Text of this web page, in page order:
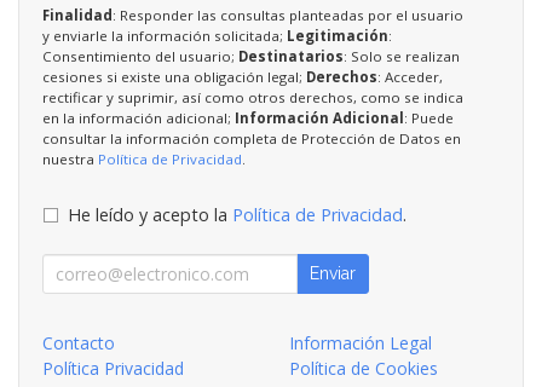
Finalidad: Responder las consultas planteadas por el usuario
y enviarle la información solicitada; Legitimación:
Consentimiento del usuario; Destinatarios: Solo se realizan
cesiones si existe una obligación legal; Derechos: Acceder,
rectificar y suprimir, así como otros derechos, como se indica
en la información adicional; Información Adicional: Puede
consultar la información completa de Protección de Datos en
nuestra Política de Privacidad
He leído y acepto la Política de Privacidad.
Enviar
Contacto
Información Legal
Política Privacidad
Política de Cookies